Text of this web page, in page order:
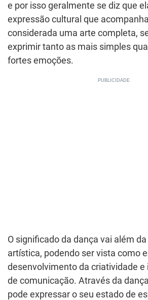
e por isso geralmente se diz que
expressão cultural que
considerada uma arte completa,
exprimir tanto as mais simples
fortes emoções.
O significado da dança vai além
artística, podendo ser vista como
desenvolvimento da criatividade
de comunicação. Através da
pode expressar o seu estado de